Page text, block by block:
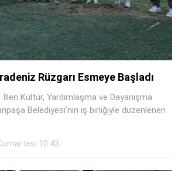
Rüzgarı Esmeye Başladı
Kültür, Yardımlaşma ve Dayanışma
Belediyesi’nin iş birliğiyle düzenlenen
10:43